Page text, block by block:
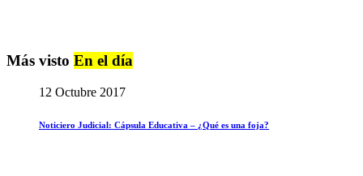
Más visto En el día
12 Octubre 2017
Noticiero Judicial: Cápsula Educativa – ¿Qué es una foja?